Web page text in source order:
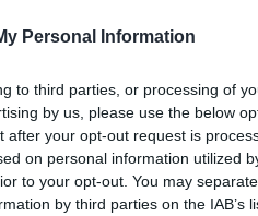
Personal Information
to third parties, or processing of
by us, please use the below
after your opt-out request is
on personal information utilized
to your opt-out. You may
by third parties on the IAB’s
får mag-
kanske till och
med svår